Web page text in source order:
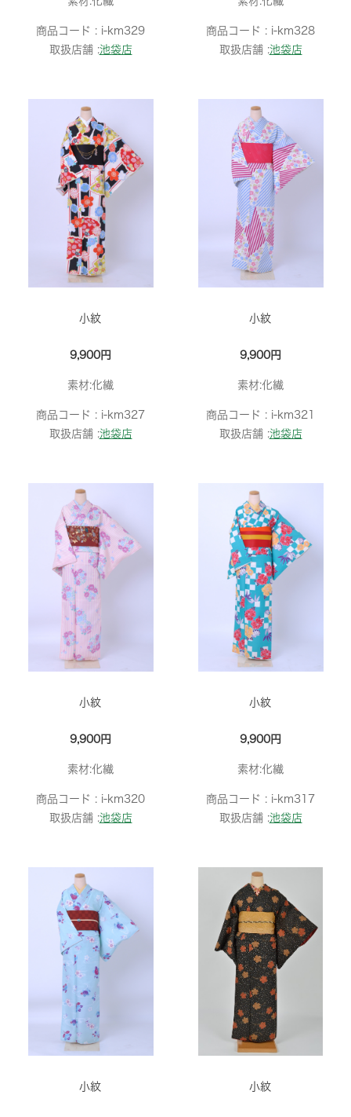
商品コード : i-km329
取扱店舗 :池袋店
商品コード : i-km328
取扱店舗 :池袋店
小紋
9,900円
素材:化繊
商品コード : i-km327
取扱店舗 :池袋店
小紋
9,900円
素材:化繊
商品コード : i-km321
取扱店舗 :池袋店
小紋
9,900円
素材:化繊
商品コード : i-km320
取扱店舗 :池袋店
小紋
9,900円
素材:化繊
商品コード : i-km317
取扱店舗 :池袋店
小紋 小紋